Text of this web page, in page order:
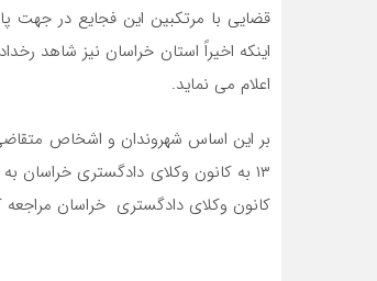
اینکه اخیراً استان خراسان نیز شاهد
اعلام می نماید.
۱۳ به کانون وکلای دادگستری
کانون وکلای دادگستری خراسان مراجعه